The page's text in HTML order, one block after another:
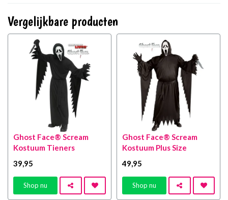
Vergelijkbare producten
Ghost Face® Scream
Kostuum Tieners
39,95
Shop nu
Ghost Face® Scream
Kostuum Plus Size
49,95
Shop nu